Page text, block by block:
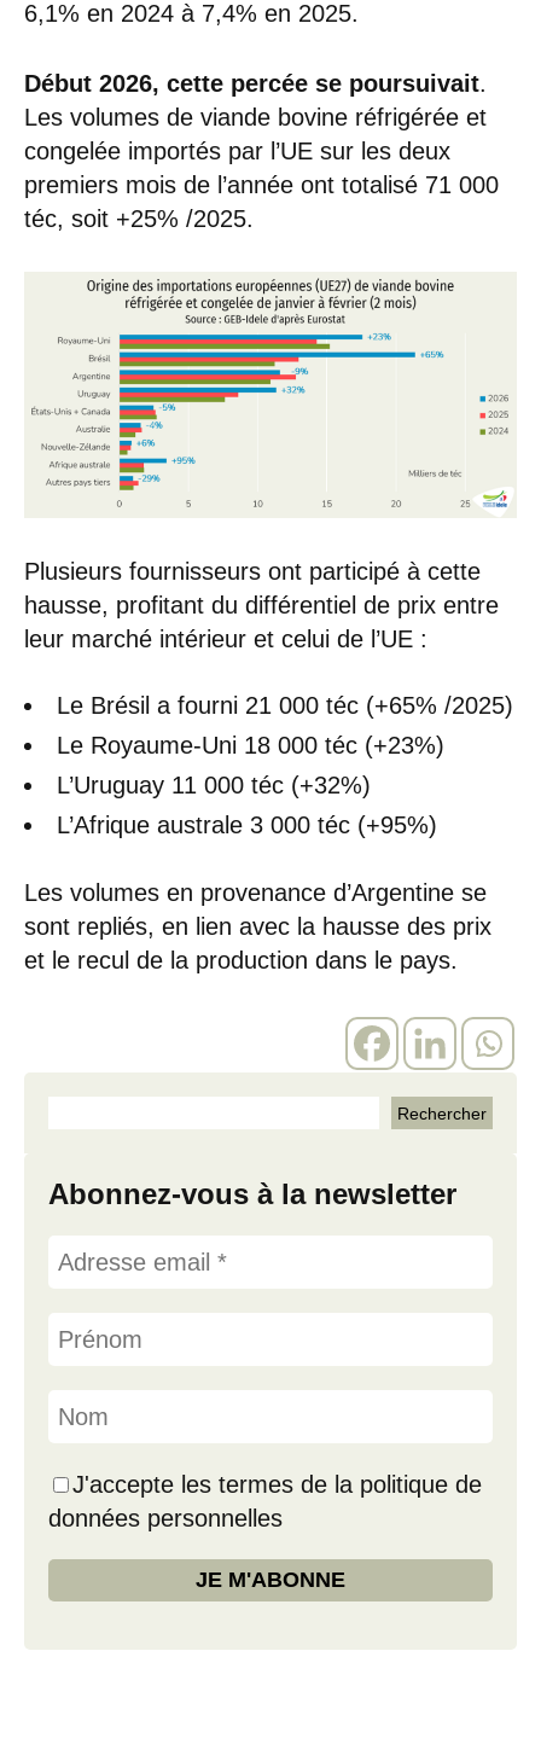
6,1% en 2024 à 7,4% en 2025.
Début 2026, cette percée se poursuivait.
Les volumes de viande bovine réfrigérée et
congelée importés par l’UE sur les deux
premiers mois de l’année ont totalisé 71 000
téc, soit +25% /2025.
Plusieurs fournisseurs ont participé à cette
hausse, profitant du différentiel de prix entre
leur marché intérieur et celui de l’UE :
Le Brésil a fourni 21 000 téc (+65% /2025)
Le Royaume-Uni 18 000 téc (+23%)
L’Uruguay 11 000 téc (+32%)
L’Afrique australe 3 000 téc (+95%)
Les volumes en provenance d’Argentine se
sont repliés, en lien avec la hausse des prix
et le recul de la production dans le pays.
Abonnez-vous à la newsletter
J'accepte les termes de la politique de
données personnelles